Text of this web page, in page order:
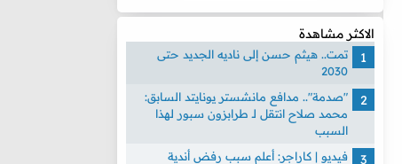
الاكثر مشاهدة
تمت.. هيثم حسن إلى ناديه الجديد حتى
2030
"صدمة".. مدافع مانشستر يونايتد السابق:
محمد صلاح انتقل لـ طرابزون سبور لهذا
السبب
فيديو | كاراجر: أعلم سبب رفض أندية